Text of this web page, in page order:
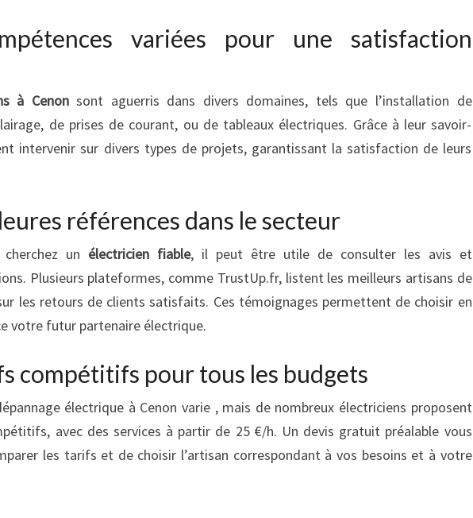
variées pour une satisfaction
à Cenonsont aguerris dans divers domaines, tels que l’installation de
de prises de courant, ou de tableaux électriques. Grâce à leur savoir-
intervenir sur divers types de projets, garantissant la satisfaction de leurs
références dans le secteur
un électricien fiable, il peut être utile de consulter les avis et
Plusieurs plateformes, comme TrustUp.fr, listent les meilleurs artisans de
les retours de clients satisfaits. Ces témoignages permettent de choisir en
votre futur partenaire électrique.
compétitifs pour tous les budgets
électrique à Cenon varie , mais de nombreux électriciens proposent
avec des services à partir de 25 €/h. Un devis gratuit préalable vous
les tarifs et de choisir l’artisan correspondant à vos besoins et à votre